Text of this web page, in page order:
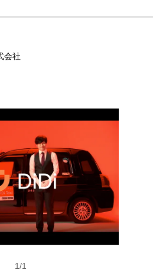
会社
1/1